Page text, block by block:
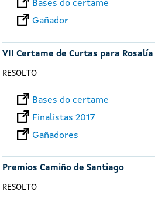
Bases do certame
Gañador
VII Certame de Curtas para Rosalía
RESOLTO
Bases do certame
Finalistas 2017
Gañadores
Premios Camiño de Santiago
RESOLTO